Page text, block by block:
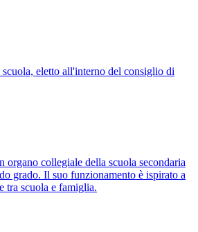
eletto all'interno del consiglio di
organo collegiale della scuola secondaria
grado. Il suo funzionamento è ispirato a
tra scuola e famiglia.